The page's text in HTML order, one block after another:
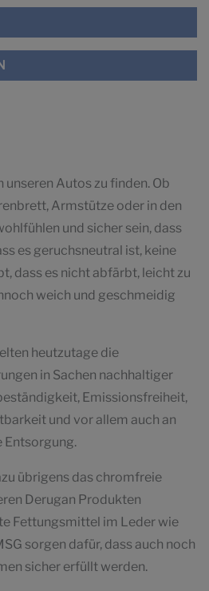
unseren Autos zu finden. Ob
Armstütze oder in den
und sicher sein, dass
es geruchsneutral ist, keine
dass es nicht abfärbt, leicht zu
weich und geschmeidig
heutzutage die
in Sachen nachhaltiger
Emissionsfreiheit,
und vor allem auch an
Entsorgung.
übrigens das chromfreie
Derugan Produkten
Fettungsmittel im Leder wie
sorgen dafür, dass auch noch
sicher erfüllt werden.